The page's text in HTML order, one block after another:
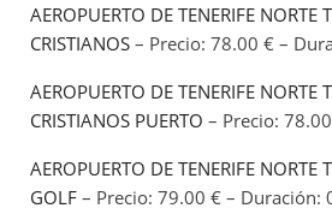
AEROPUERTO DE TENERIFE NORTE
CRISTIANOS – Precio: 78.00 € –
AEROPUERTO DE TENERIFE NORTE
CRISTIANOS PUERTO – Precio:
AEROPUERTO DE TENERIFE NORTE
GOLF – Precio: 79.00 € – Duración: